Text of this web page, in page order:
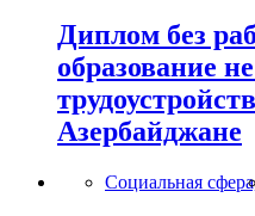
Диплом без
образование
Азербайджане
Социальная